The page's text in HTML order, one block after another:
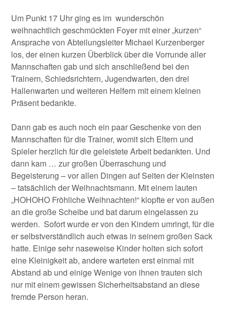
Um Punkt 17 Uhr ging es im wunderschön
weihnachtlich geschmückten Foyer mit einer „kurzen“
Ansprache von Abteilungsleiter Michael Kurzenberger
los, der einen kurzen Überblick über die Vorrunde aller
Mannschaften gab und sich anschließend bei den
Trainern, Schiedsrichtern, Jugendwarten, den drei
Hallenwarten und weiteren Helfern mit einem kleinen
Präsent bedankte.
Dann gab es auch noch ein paar Geschenke von den
Mannschaften für die Trainer, womit sich Eltern und
Spieler herzlich für die geleistete Arbeit bedankten. Und
dann kam … zur großen Überraschung und
Begeisterung – vor allen Dingen auf Seiten der Kleinsten
– tatsächlich der Weihnachtsmann. Mit einem lauten
„HOHOHO Fröhliche Weihnachten!“ klopfte er von außen
an die große Scheibe und bat darum eingelassen zu
werden. Sofort wurde er von den Kindern umringt, für die
er selbstverständlich auch etwas in seinem großen Sack
hatte. Einige sehr naseweise Kinder holten sich sofort
eine Kleinigkeit ab, andere warteten erst einmal mit
Abstand ab und einige Wenige von ihnen trauten sich
nur mit einem gewissen Sicherheitsabstand an diese
fremde Person heran.